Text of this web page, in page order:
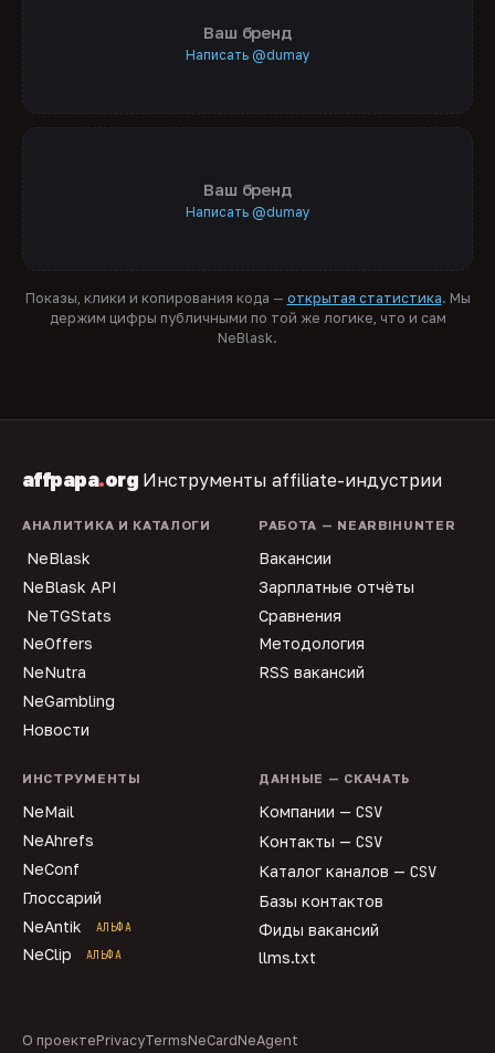
Ваш бренд
Написать @dumay
Ваш бренд
Написать @dumay
Показы, клики и копирования кода — открытая статистика. Мы
держим цифры публичными по той же логике, что и сам
NeBlask.
affpapa.org Инструменты affiliate-индустрии
АНАЛИТИКА И КАТАЛОГИ
NeBlask
NeBlask API
NeTGStats
NeOffers
NeNutra
NeGambling
Новости
РАБОТА — NEARBIHUNTER
Вакансии
Зарплатные отчёты
Сравнения
Методология
RSS вакансий
ИНСТРУМЕНТЫ
NeMail
NeAhrefs
NeConf
Глоссарий
NeAntik
АЛЬФА
NeClip АЛЬФА
ДАННЫЕ — СКАЧАТЬ
Компании — CSV
Контакты — CSV
Каталог каналов — CSV
Базы контактов
Фиды вакансий
llms.txt
О проектеPrivacyTermsNeCardNeAgent